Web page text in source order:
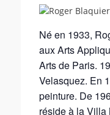
Né en 1933,
aux Arts
Arts de Paris.
Velasquez. En
peinture. De
réside à la Villa